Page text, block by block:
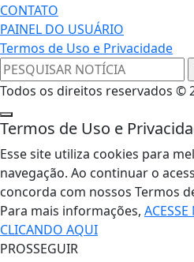
CONTATO
PAINEL DO USUÁRIO
Termos de Uso e Privacidade
Todos os direitos reservados ©
Termos de Uso e
Esse site utiliza cookies para
navegação. Ao continuar o
concorda com nossos Termos
Para mais informações,
CLICANDO AQUI
PROSSEGUIR